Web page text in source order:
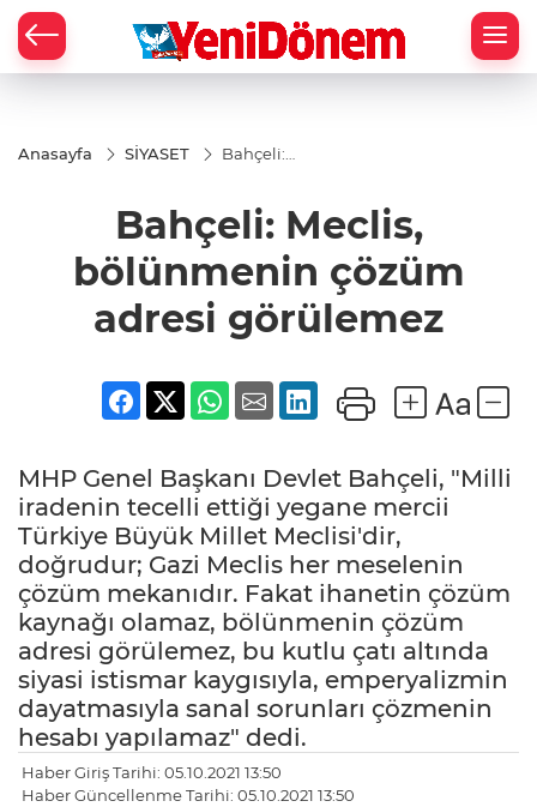
Anasayfa SİYASET
Bahçeli:
çözüm
adresi
Bahçeli: Meclis,
bölünmenin çözüm
adresi görülemez
MHP Genel Başkanı Devlet Bahçeli, "Milli
iradenin tecelli ettiği yegane mercii
Türkiye Büyük Millet Meclisi'dir,
doğrudur; Gazi Meclis her meselenin
çözüm mekanıdır. Fakat ihanetin çözüm
kaynağı olamaz, bölünmenin çözüm
adresi görülemez, bu kutlu çatı altında
siyasi istismar kaygısıyla, emperyalizmin
dayatmasıyla sanal sorunları çözmenin
hesabı yapılamaz" dedi.
Haber Giriş Tarihi: 05.10.2021 13:50
Haber Güncellenme Tarihi: 05.10.2021 13:50